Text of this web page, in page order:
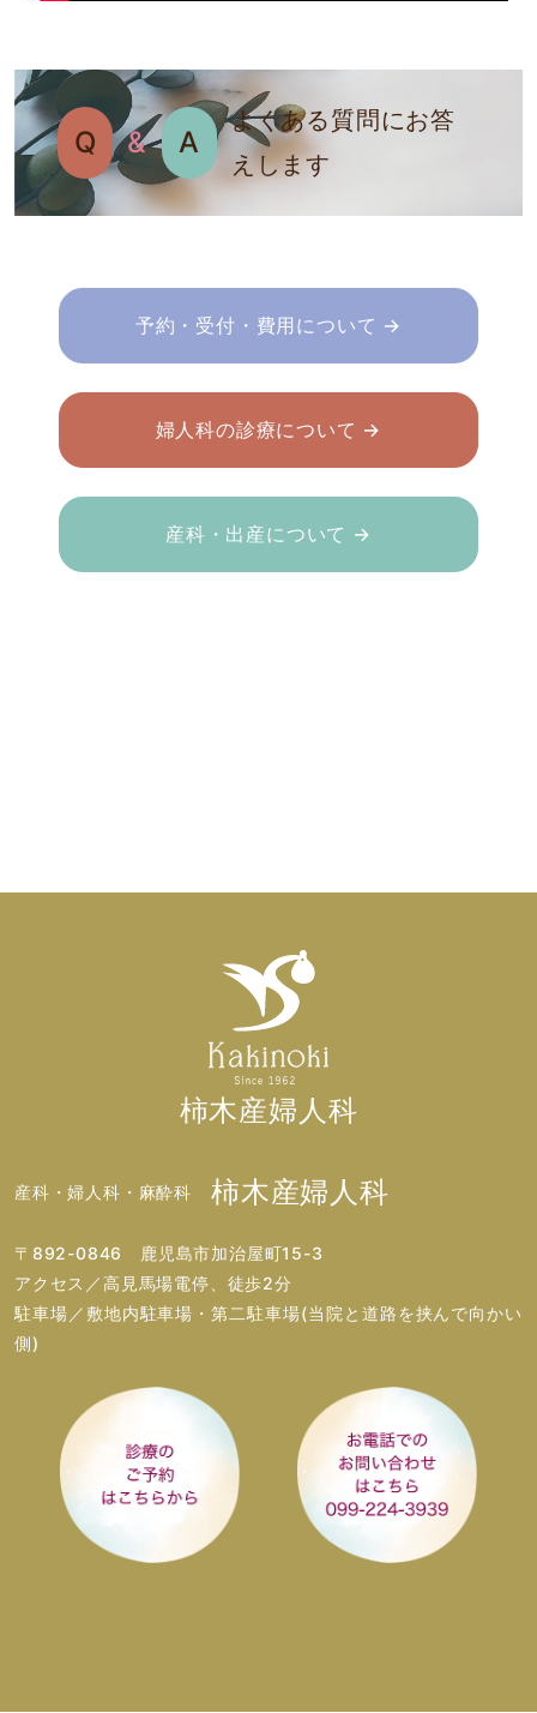
Q & A
よくある質問にお答
えします
予約・受付・費用について →
婦人科の診療について →
産科・出産について →
柿木産婦人科
産科・婦人科・麻酔科 柿木産婦人科
〒892-0846 鹿児島市加治屋町15-3
アクセス／高見馬場電停、徒歩2分
駐車場／敷地内駐車場・第二駐車場(当院と道路を挟んで向かい
側)